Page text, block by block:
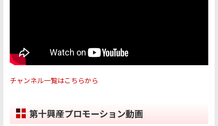
チャンネル一覧はこちらから
第十興産プロモーション動画